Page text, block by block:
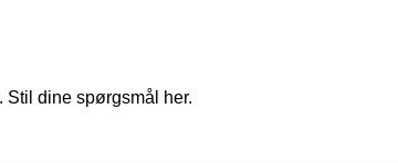
Stil dine spørgsmål her.